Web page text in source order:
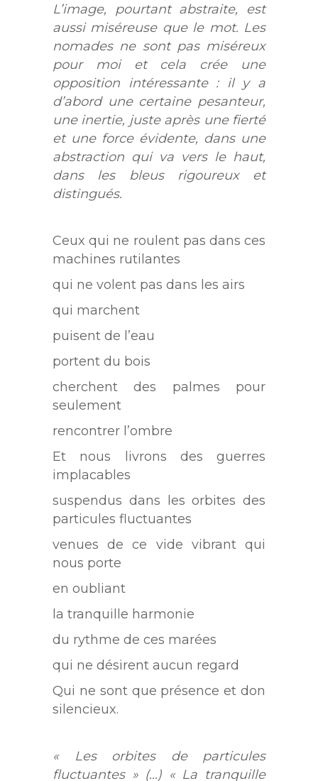
L’image, pourtant abstraite, est
aussi miséreuse que le mot. Les
nomades ne sont pas miséreux
pour moi et cela crée une
opposition intéressante : il y a
d’abord une certaine pesanteur,
une inertie, juste après une fierté
et une force évidente, dans une
abstraction qui va vers le haut,
dans les bleus rigoureux et
distingués.
Ceux qui ne roulent pas dans ces
machines rutilantes
qui ne volent pas dans les airs
qui marchent
puisent de l’eau
portent du bois
cherchent des palmes pour
seulement
rencontrer l’ombre
Et nous livrons des guerres
implacables
suspendus dans les orbites des
particules fluctuantes
venues de ce vide vibrant qui
nous porte
en oubliant
la tranquille harmonie
du rythme de ces marées
qui ne désirent aucun regard
Qui ne sont que présence et don
silencieux.
« Les orbites de particules
fluctuantes » (…) « La tranquille